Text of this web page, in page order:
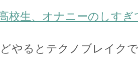
校生、オナニーのしすぎ
やるとテクノブレイク